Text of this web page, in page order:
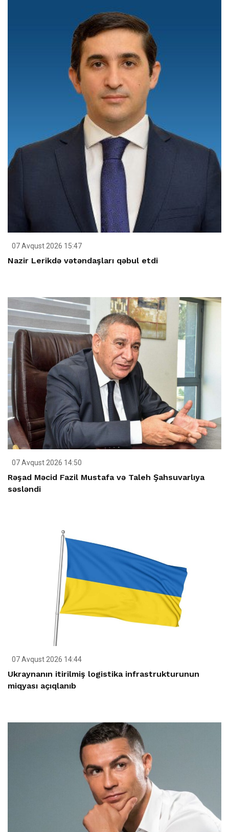
07 Avqust 2026 15:47
Nazir Lerikdə vətəndaşları qəbul etdi
07 Avqust 2026 14:50
Rəşad Məcid Fazil Mustafa və Taleh Şahsuvarlıya
səsləndi
07 Avqust 2026 14:44
Ukraynanın itirilmiş logistika infrastrukturunun
miqyası açıqlanıb